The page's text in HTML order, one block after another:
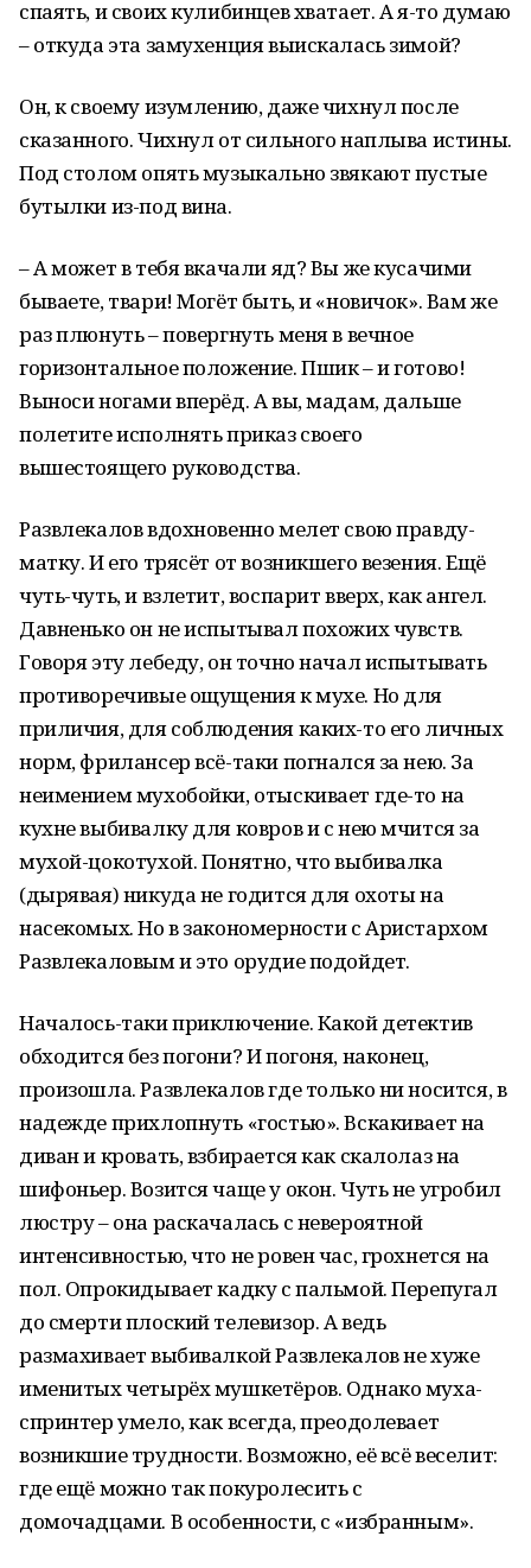
спаять, и своих кулибинцев хватает. А я-то думаю
– откуда эта замухенция выискалась зимой?
Он, к своему изумлению, даже чихнул после
сказанного. Чихнул от сильного наплыва истины.
Под столом опять музыкально звякают пустые
бутылки из-под вина.
– А может в тебя вкачали яд? Вы же кусачими
бываете, твари! Могёт быть, и «новичок». Вам же
раз плюнуть – повергнуть меня в вечное
горизонтальное положение. Пшик – и готово!
Выноси ногами вперёд. А вы, мадам, дальше
полетите исполнять приказ своего
вышестоящего руководства.
Развлекалов вдохновенно мелет свою правду-
матку. И его трясёт от возникшего везения. Ещё
чуть-чуть, и взлетит, воспарит вверх, как ангел.
Давненько он не испытывал похожих чувств.
Говоря эту лебеду, он точно начал испытывать
противоречивые ощущения к мухе. Но для
приличия, для соблюдения каких-то его личных
норм, фрилансер всё-таки погнался за нею. За
неимением мухобойки, отыскивает где-то на
кухне выбивалку для ковров и с нею мчится за
мухой-цокотухой. Понятно, что выбивалка
(дырявая) никуда не годится для охоты на
насекомых. Но в закономерности с Аристархом
Развлекаловым и это орудие подойдет.
Началось-таки приключение. Какой детектив
обходится без погони? И погоня, наконец,
произошла. Развлекалов где только ни носится, в
надежде прихлопнуть «гостью». Вскакивает на
диван и кровать, взбирается как скалолаз на
шифоньер. Возится чаще у окон. Чуть не угробил
люстру – она раскачалась с невероятной
интенсивностью, что не ровен час, грохнется на
пол. Опрокидывает кадку с пальмой. Перепугал
до смерти плоский телевизор. А ведь
размахивает выбивалкой Развлекалов не хуже
именитых четырёх мушкетёров. Однако муха-
спринтер умело, как всегда, преодолевает
возникшие трудности. Возможно, её всё веселит:
где ещё можно так покуролесить с
домочадцами. В особенности, с «избранным».